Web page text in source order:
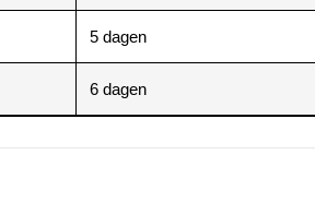
5 dagen
6 dagen